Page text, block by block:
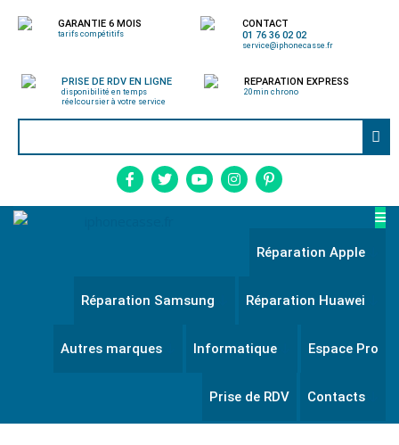
GARANTIE 6 MOIS
tarifs compétitifs
CONTACT
01 76 36 02 02
service@iphonecasse.fr
PRISE DE RDV EN LIGNE
disponibilité en temps
réelcoursier à votre service
REPARATION EXPRESS
20min chrono
Réparation Apple
Réparation Samsung Réparation Huawei
Autres marques Informatique Espace Pro
Prise de RDV Contacts